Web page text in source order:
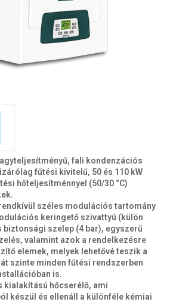
fali kondenzációs
fűtési kivitelű, 50 és 110 kW
hőteljesítménnyel (50/30 °C)
széles modulációs tartomány
keringető szivattyú (külön
biztonsági szelep (4 bar), egyszerű
valamint azok a rendelkezésre
elemek, melyek lehetővé teszik a
szinte minden fűtési rendszerben
is.
kialakítású hőcserélő, ami
készül és ellenáll a különféle kémiai